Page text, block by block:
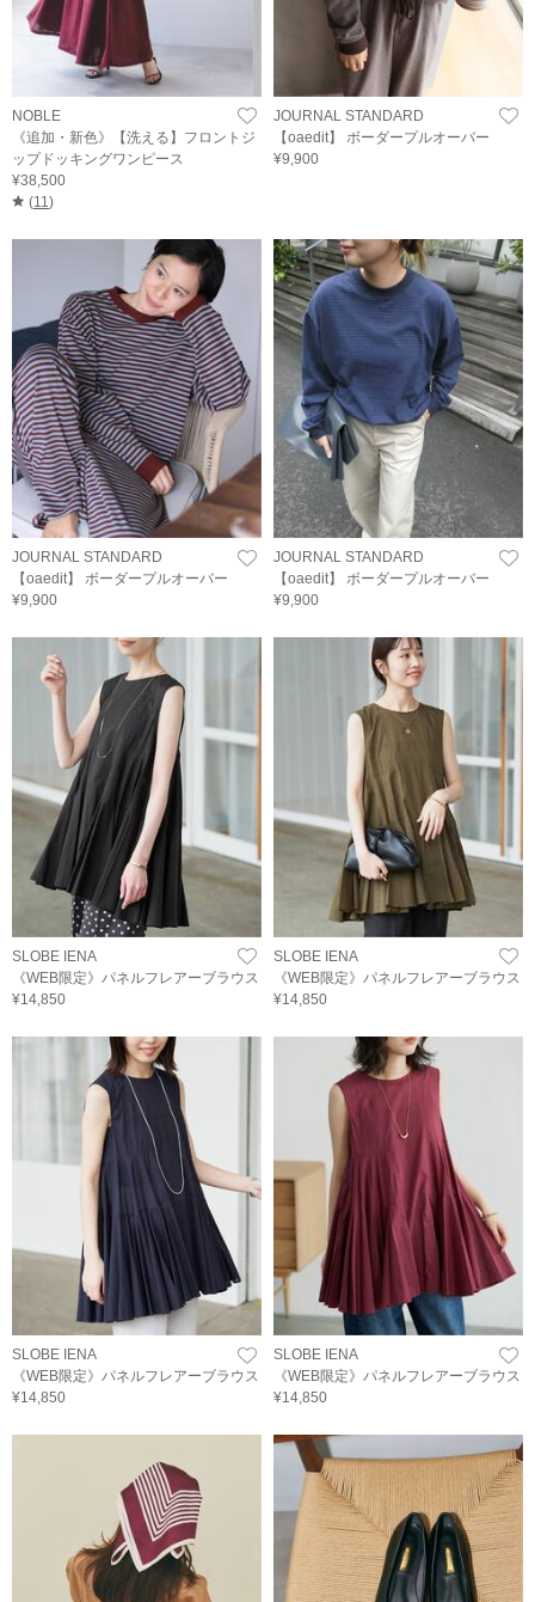
NOBLE
《追加・新色》【洗える】フロントジ
ップドッキングワンピース
¥38,500
(11 )
JOURNAL STANDARD
【oaedit】 ボーダープルオーバー
¥9,900
JOURNAL STANDARD
【oaedit】 ボーダープルオーバー
¥9,900
JOURNAL STANDARD
【oaedit】 ボーダープルオーバー
¥9,900
SLOBE IENA
《WEB限定》パネルフレアーブラウス
¥14,850
SLOBE IENA
《WEB限定》パネルフレアーブラウス
¥14,850
SLOBE IENA
《WEB限定》パネルフレアーブラウス
¥14,850
SLOBE IENA
《WEB限定》パネルフレアーブラウス
¥14,850